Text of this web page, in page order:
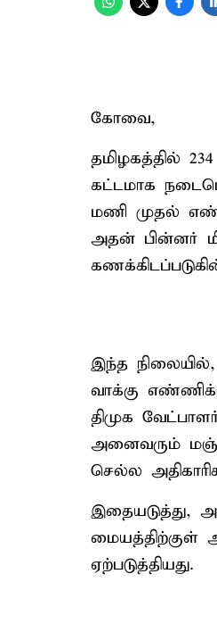
கோவை,
தமிழகத்தில்
கட்டமாக
மணி முதல்
அதன் பின்னர்
இந்த
வாக்கு
திமுக
அனைவரும்
செல்ல
இதையடுத்து,
மையத்திற்குள்
ஏற்படுத்தியது.